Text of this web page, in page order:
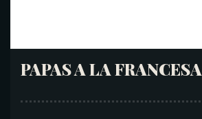
PAPAS A LA FRANCESA